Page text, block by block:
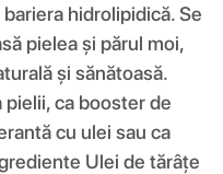
hidrolipidică. Se
pielea și părul moi,
și sănătoasă.
ca booster de
cu ulei sau ca
Ulei de tărâțe